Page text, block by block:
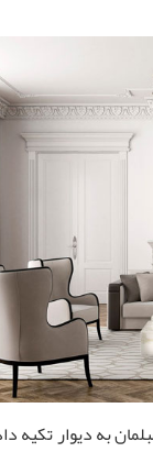
به دیوار تکیه